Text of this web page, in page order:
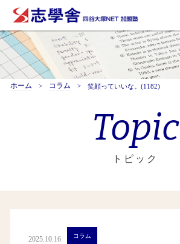
ホーム コラム 笑顔っていいな。(1182)
Topic
トピック
2025.10.16 コラム